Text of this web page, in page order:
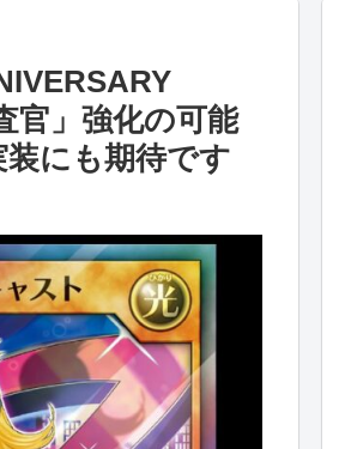
官」強化の可能
にも期待です